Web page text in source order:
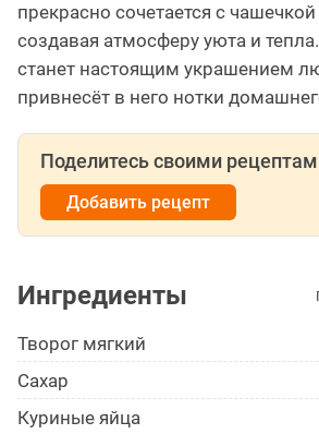
прекрасно сочетается с
создавая атмосферу уюта и
станет настоящим украшением
привнесёт в него нотки
Поделитесь своими
Добавить рецепт
Ингредиенты
Творог мягкий
Сахар
Куриные яйца